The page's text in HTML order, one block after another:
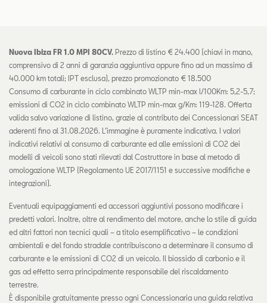
Nuova Ibiza FR 1.0 MPI 80CV. Prezzo di listino € 24.400 (chiavi in mano,
comprensivo di 2 anni di garanzia aggiuntiva oppure fino ad un massimo di
40.000 km totali; IPT esclusa), prezzo promozionato € 18.500
Consumo di carburante in ciclo combinato WLTP min-max l/100Km: 5,2-5,7;
emissioni di CO2 in ciclo combinato WLTP min-max g/Km: 119-128. Offerta
valida salvo variazione di listino, grazie al contributo dei Concessionari SEAT
aderenti fino al 31.08.2026. L’immagine è puramente indicativa. I valori
indicativi relativi al consumo di carburante ed alle emissioni di CO2 dei
modelli di veicoli sono stati rilevati dal Costruttore in base al metodo di
omologazione WLTP (Regolamento UE 2017/1151 e successive modifiche e
integrazioni).
Eventuali equipaggiamenti ed accessori aggiuntivi possono modificare i
predetti valori. Inoltre, oltre al rendimento del motore, anche lo stile di guida
ed altri fattori non tecnici quali – a titolo esemplificativo – le condizioni
ambientali e del fondo stradale contribuiscono a determinare il consumo di
carburante e le emissioni di CO2 di un veicolo. Il biossido di carbonio e il
gas ad effetto serra principalmente responsabile del riscaldamento
terrestre.
È disponibile gratuitamente presso ogni Concessionaria una guida relativa